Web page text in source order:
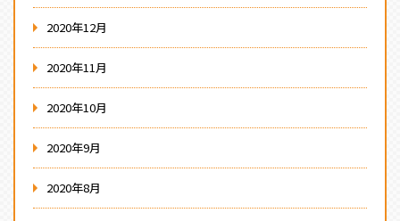
2020年12月
2020年11月
2020年10月
2020年9月
2020年8月